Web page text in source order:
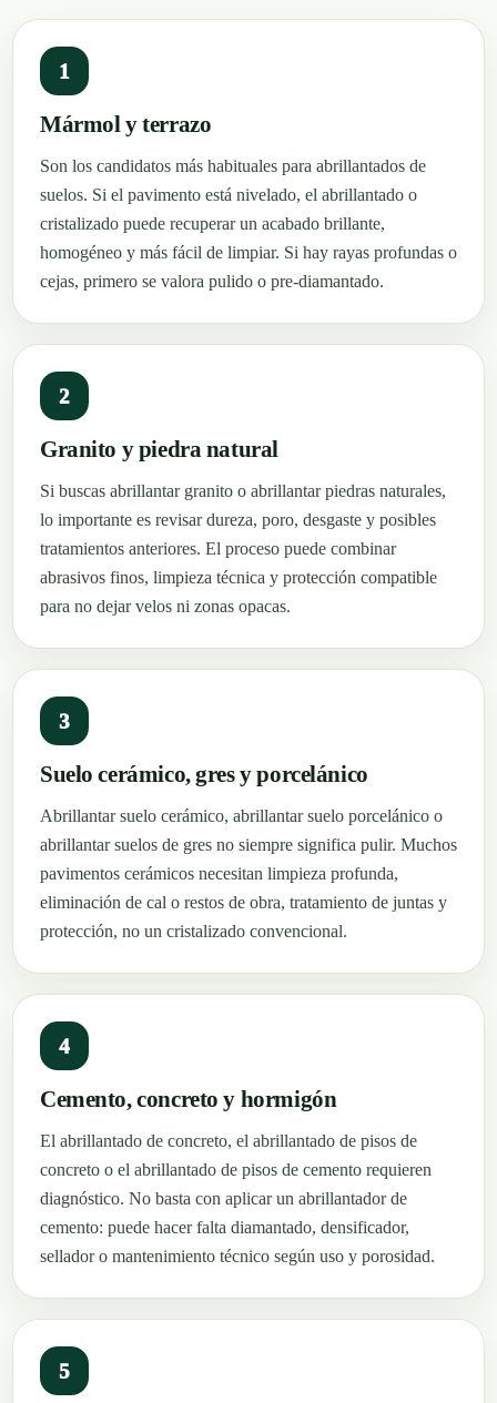
1
Mármol y terrazo
Son los candidatos más habituales para abrillantados de
suelos. Si el pavimento está nivelado, el abrillantado o
cristalizado puede recuperar un acabado brillante,
homogéneo y más fácil de limpiar. Si hay rayas profundas o
cejas, primero se valora pulido o pre-diamantado.
2
Granito y piedra natural
Si buscas abrillantar granito o abrillantar piedras naturales,
lo importante es revisar dureza, poro, desgaste y posibles
tratamientos anteriores. El proceso puede combinar
abrasivos finos, limpieza técnica y protección compatible
para no dejar velos ni zonas opacas.
3
Suelo cerámico, gres y porcelánico
Abrillantar suelo cerámico, abrillantar suelo porcelánico o
abrillantar suelos de gres no siempre significa pulir. Muchos
pavimentos cerámicos necesitan limpieza profunda,
eliminación de cal o restos de obra, tratamiento de juntas y
protección, no un cristalizado convencional.
4
Cemento, concreto y hormigón
El abrillantado de concreto, el abrillantado de pisos de
concreto o el abrillantado de pisos de cemento requieren
diagnóstico. No basta con aplicar un abrillantador de
cemento: puede hacer falta diamantado, densificador,
sellador o mantenimiento técnico según uso y porosidad.
5